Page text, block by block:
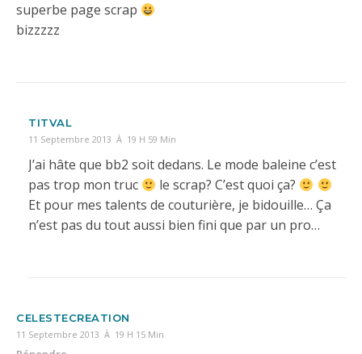
superbe page scrap
bizzzzz
TITVAL
11 Septembre 2013 À 19 H 59 Min
J’ai hâte que bb2 soit dedans. Le mode baleine c’est
pas trop mon truc
le scrap? C’est quoi ça?
Et pour mes talents de couturière, je bidouille… Ça
n’est pas du tout aussi bien fini que par un pro…
CELESTECREATION
11 Septembre 2013 À 19 H 15 Min